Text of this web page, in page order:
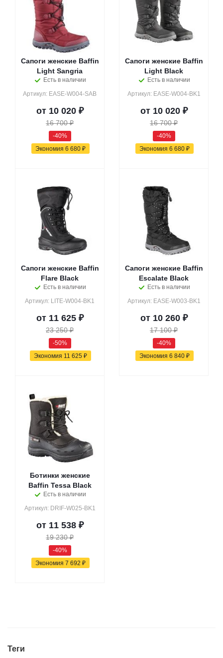
Сапоги женские Baffin
Light Sangria
Есть в наличии
Артикул: EASE-W004-SAB
от 10 020 ₽
16 700 ₽
-40%
Экономия 6 680 ₽
Сапоги женские Baffin
Light Black
Есть в наличии
Артикул: EASE-W004-BK1
от 10 020 ₽
16 700 ₽
-40%
Экономия 6 680 ₽
Сапоги женские Baffin
Flare Black
Есть в наличии
Артикул: LITE-W004-BK1
от 11 625 ₽
23 250 ₽
-50%
Экономия 11 625 ₽
Сапоги женские Baffin
Escalate Black
Есть в наличии
Артикул: EASE-W003-BK1
от 10 260 ₽
17 100 ₽
-40%
Экономия 6 840 ₽
Ботинки женские
Baffin Tessa Black
Есть в наличии
Артикул: DRIF-W025-BK1
от 11 538 ₽
19 230 ₽
-40%
Экономия 7 692 ₽
Теги